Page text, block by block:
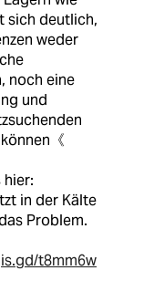
sich deutlich,
weder
noch eine
und
《
hier:
in der Kälte
Problem.
is.gd/t8mm6w